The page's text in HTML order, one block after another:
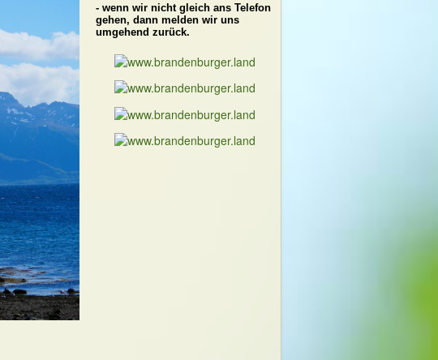
- wenn wir nicht gleich ans Telefon
gehen, dann melden wir uns
umgehend zurück.